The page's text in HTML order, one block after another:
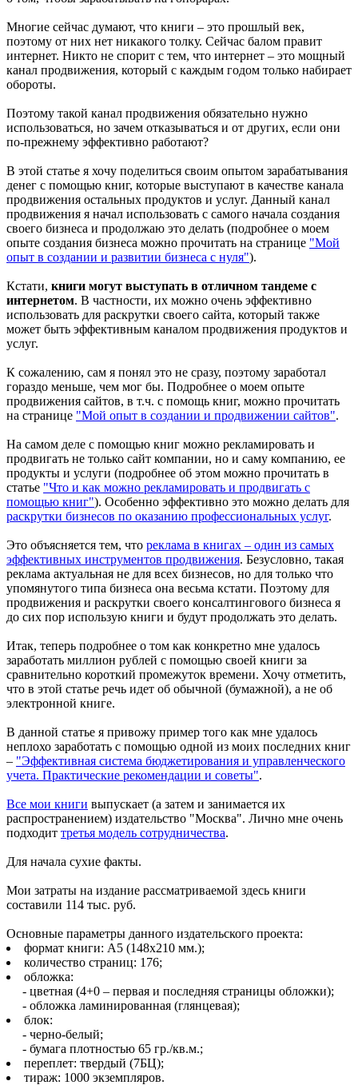
Многие сейчас думают, что книги – это прошлый век,
поэтому от них нет никакого толку. Сейчас балом правит
интернет. Никто не спорит с тем, что интернет – это мощный
канал продвижения, который с каждым годом только набирает
обороты.
Поэтому такой канал продвижения обязательно нужно
использоваться, но зачем отказываться и от других, если они
по-прежнему эффективно работают?
В этой статье я хочу поделиться своим опытом зарабатывания
денег с помощью книг, которые выступают в качестве канала
продвижения остальных продуктов и услуг. Данный канал
продвижения я начал использовать с самого начала создания
своего бизнеса и продолжаю это делать (подробнее о моем
опыте создания бизнеса можно прочитать на странице "Мой
опыт в создании и развитии бизнеса с нуля").
Кстати, книги могут выступать в отличном тандеме с
интернетом. В частности, их можно очень эффективно
использовать для раскрутки своего сайта, который также
может быть эффективным каналом продвижения продуктов и
услуг.
К сожалению, сам я понял это не сразу, поэтому заработал
гораздо меньше, чем мог бы. Подробнее о моем опыте
продвижения сайтов, в т.ч. с помощь книг, можно прочитать
на странице "Мой опыт в создании и продвижении сайтов".
На самом деле с помощью книг можно рекламировать и
продвигать не только сайт компании, но и саму компанию, ее
продукты и услуги (подробнее об этом можно прочитать в
статье "Что и как можно рекламировать и продвигать с
помощью книг"). Особенно эффективно это можно делать для
раскрутки бизнесов по оказанию профессиональных услуг.
Это объясняется тем, что реклама в книгах – один из самых
эффективных инструментов продвижения. Безусловно, такая
реклама актуальная не для всех бизнесов, но для только что
упомянутого типа бизнеса она весьма кстати. Поэтому для
продвижения и раскрутки своего консалтингового бизнеса я
до сих пор использую книги и будут продолжать это делать.
Итак, теперь подробнее о том как конкретно мне удалось
заработать миллион рублей с помощью своей книги за
сравнительно короткий промежуток времени. Хочу отметить,
что в этой статье речь идет об обычной (бумажной), а не об
электронной книге.
В данной статье я привожу пример того как мне удалось
неплохо заработать с помощью одной из моих последних книг
– "Эффективная система бюджетирования и управленческого
учета. Практические рекомендации и советы".
Все мои книги выпускает (а затем и занимается их
распространением) издательство "Москва". Лично мне очень
подходит третья модель сотрудничества.
Для начала сухие факты.
Мои затраты на издание рассматриваемой здесь книги
составили 114 тыс. руб.
Основные параметры данного издательского проекта:
формат книги: А5 (148х210 мм.);
количество страниц: 176;
обложка:
- цветная (4+0 – первая и последняя страницы обложки);
- обложка ламинированная (глянцевая);
блок:
- черно-белый;
- бумага плотностью 65 гр./кв.м.;
переплет: твердый (7БЦ);
тираж: 1000 экземпляров.